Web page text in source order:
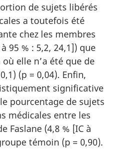
de sujets libérés
a toutefois été
chez les membres
95 % : 5,2, 24,1]) que
elle n’a été que de
(p = 0,04). Enfin,
significative
pourcentage de sujets
médicales entre les
Faslane (4,8 % [IC à
témoin (p = 0,90).